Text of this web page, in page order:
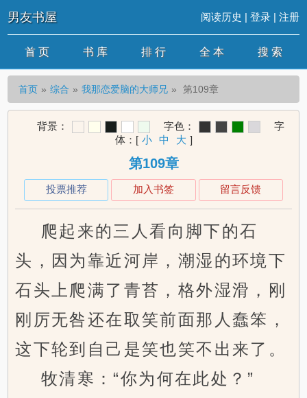
男友书屋 阅读历史 | 登录| 注册
首 页 书 库 排 行 全 本 搜 索
首页 综合 我那恋爱脑的大师兄 第109章
背景： 字色：
字
体： [ 小 中 大 ]
第109章
投票推荐 加入书签 留言反馈
爬起来的三人看向脚下的石
头，因为靠近河岸，潮湿的环境下
石头上爬满了青苔，格外湿滑，刚
刚厉无咎还在取笑前面那人蠢笨，
这下轮到自己是笑也笑不出来了。
牧清寒：“你为何在此处？”